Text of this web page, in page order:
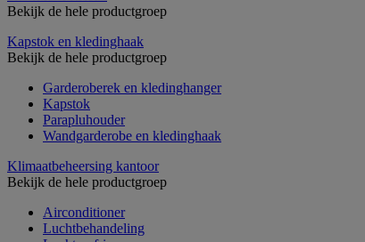
Bekijk de hele productgroep
Kapstok en kledinghaak
Bekijk de hele productgroep
Garderoberek en kledinghanger
Kapstok
Parapluhouder
Wandgarderobe en kledinghaak
Klimaatbeheersing kantoor
Bekijk de hele productgroep
Airconditioner
Luchtbehandeling